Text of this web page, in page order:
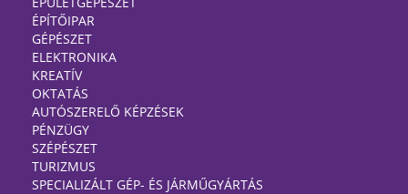
ÉPÍTŐIPAR
GÉPÉSZET
ELEKTRONIKA
KREATÍV
OKTATÁS
AUTÓSZERELŐ KÉPZÉSEK
PÉNZÜGY
SZÉPÉSZET
TURIZMUS
SPECIALIZÁLT GÉP- ÉS JÁRMŰGYÁRTÁS